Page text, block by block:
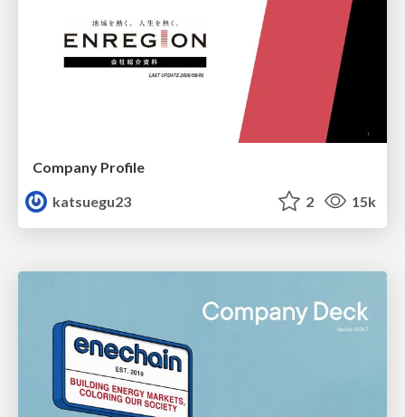
Company Profile
katsuegu23
2 15k